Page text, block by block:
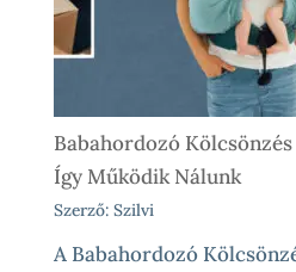
Babahordozó
Így Működik Nálunk
Szerző: Szilvi
A Babahordozó